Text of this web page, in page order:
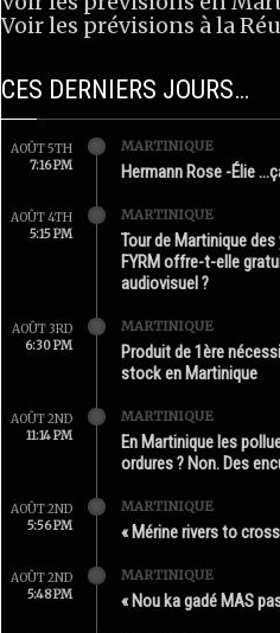
Voir les prévisions à la
CES DERNIERS JOURS…
AOÛT 5TH
7:16 PM
MARTINIQUE
Hermann Rose -Élie
AOÛT 4TH
5:15 PM
MARTINIQUE
Tour de Martinique
FYRM offre-t-elle
audiovisuel ?
AOÛT 3RD
6:30 PM
MARTINIQUE
Produit de 1ère
stock en Martinique
AOÛT 2ND
11:14 PM
MARTINIQUE
En Martinique les
ordures ? Non. Des
AOÛT 2ND
5:56 PM
MARTINIQUE
« Mérine rivers to
AOÛT 2ND
5:48 PM
MARTINIQUE
« Nou ka gadé MAS